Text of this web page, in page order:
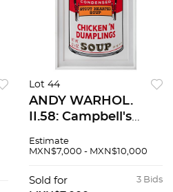
Lot 44
ANDY WARHOL.
II.58: Campbell's
Dumplings. Con
núm. de tiraje. 88.9 x
Estimate
MXN$7,000 - MXN$10,000
3 Bids
Sold for